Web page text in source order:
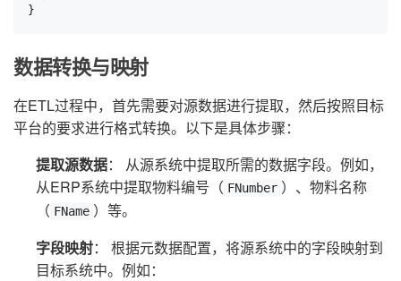
}
数据转换与映射
在ETL过程中，首先需要对源数据进行提取，然后按照目标
平台的要求进行格式转换。以下是具体步骤：
提取源数据： 从源系统中提取所需的数据字段。例如，
从ERP系统中提取物料编号（ FNumber ）、物料名称
（ FName ）等。
字段映射： 根据元数据配置，将源系统中的字段映射到
目标系统中。例如：